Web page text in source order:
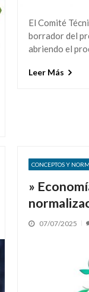
El Comité
borrador del
abriendo el
Leer Más
CONCEPTOS Y
»
07/07/2025